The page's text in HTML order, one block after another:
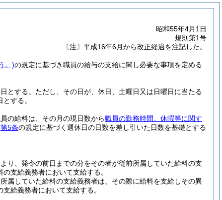
昭和55年4月1日
規則第1号
〔注〕平成16年6月から改正経過を注記した。
。)の規定に基づき職員の給与の支給に関し必要な事項を定める
とする。 ただし、その日が、休日、土曜日又は日曜日に当たる
する。
の給料は、その月の現日数から職員の勤務時間、休暇等に関す
第5条の規定に基づく週休日の日数を差し引いた日数を基礎とする
り、発令の前日までの分をその者が従前所属していた給料の支
支給義務者において支給する。
属していた給料の支給義務者は、その際に給料を支給しその異
給義務者において支給する。